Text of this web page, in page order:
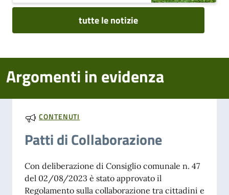
tutte le notizie
Argomenti in evidenza
CONTENUTI
Patti di Collaborazione
Con deliberazione di Consiglio comunale n. 47
del 02/08/2023 è stato approvato il
Regolamento sulla collaborazione tra cittadini e